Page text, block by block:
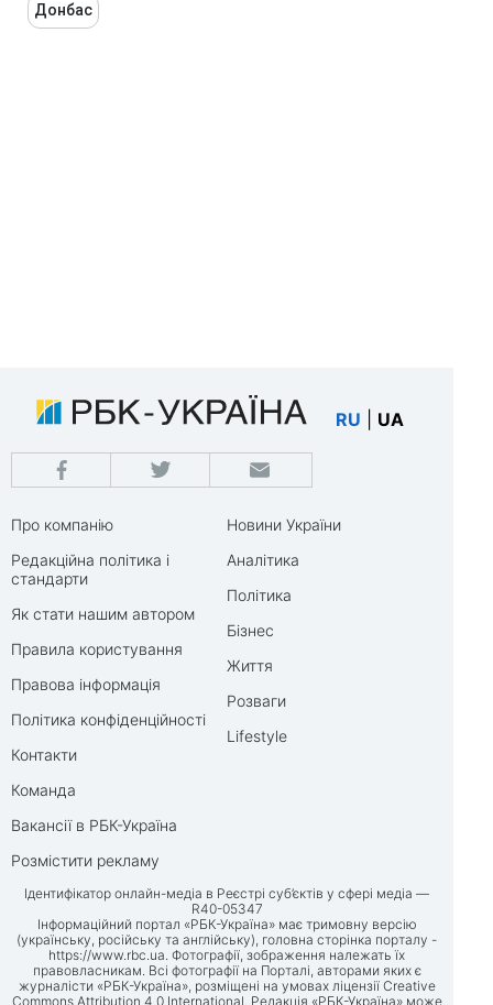
Донбас
RU UA
Про компанію
Редакційна політика і
стандарти
Як стати нашим автором
Правила користування
Правова інформація
Політика конфіденційності
Контакти
Команда
Вакансії в РБК-Україна
Розмістити рекламу
Новини України
Аналітика
Політика
Бізнес
Життя
Розваги
Lifestyle
Ідентифікатор онлайн-медіа в Реєстрі суб’єктів у сфері медіа —
R40-05347
Інформаційний портал «РБК-Україна» має тримовну версію
(українську, російську та англійську), головна сторінка порталу -
https://www.rbc.ua. Фотографії, зображення належать їх
правовласникам. Всі фотографії на Порталі, авторами яких є
журналісти «РБК-Україна», розміщені на умовах ліцензії Creative
Commons Attribution 4.0 International. Редакція «РБК-Україна» може